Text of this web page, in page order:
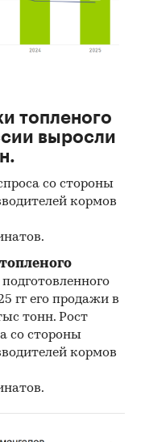
развития РФ
служба РФ
РФ
в
собственных
товары / ... /
питания
топленого
выросли
со стороны
кормов
подготовленного
гг его продажи в
тонн. Рост
со стороны
кормов